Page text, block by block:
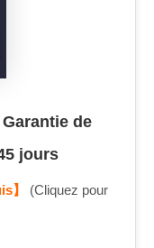
de
jours
】
(Cliquez pour